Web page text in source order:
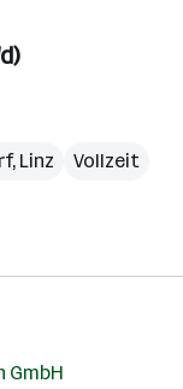
, Linz
Vollzeit
GmbH